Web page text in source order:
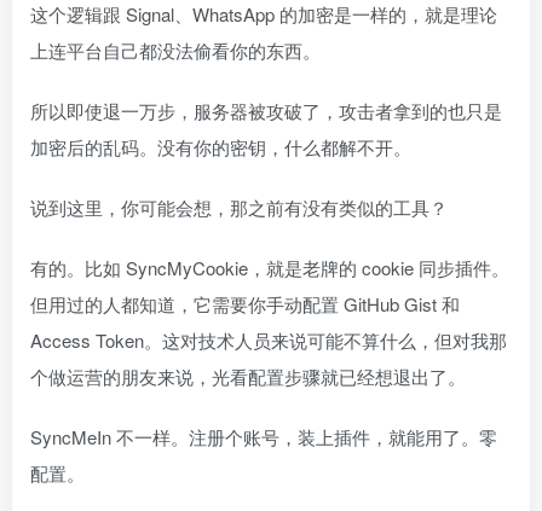
这个逻辑跟 Signal、WhatsApp 的加密是一样的，就是理论
上连平台自己都没法偷看你的东西。
所以即使退一万步，服务器被攻破了，攻击者拿到的也只是
加密后的乱码。没有你的密钥，什么都解不开。
说到这里，你可能会想，那之前有没有类似的工具？
有的。比如 SyncMyCookie，就是老牌的 cookie 同步插件。
但用过的人都知道，它需要你手动配置 GitHub Gist 和
Access Token。这对技术人员来说可能不算什么，但对我那
个做运营的朋友来说，光看配置步骤就已经想退出了。
SyncMeIn 不一样。注册个账号，装上插件，就能用了。零
配置。